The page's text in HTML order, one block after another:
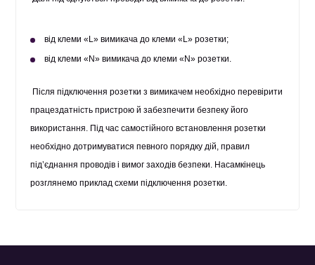
від клеми «L» вимикача до клеми «L» розетки;
від клеми «N» вимикача до клеми «N» розетки.
Після підключення розетки з вимикачем необхідно перевірити
працездатність пристрою й забезпечити безпеку його
використання. Під час самостійного встановлення розетки
необхідно дотримуватися певного порядку дій, правил
під’єднання проводів і вимог заходів безпеки. Насамкінець
розглянемо приклад схеми підключення розетки.